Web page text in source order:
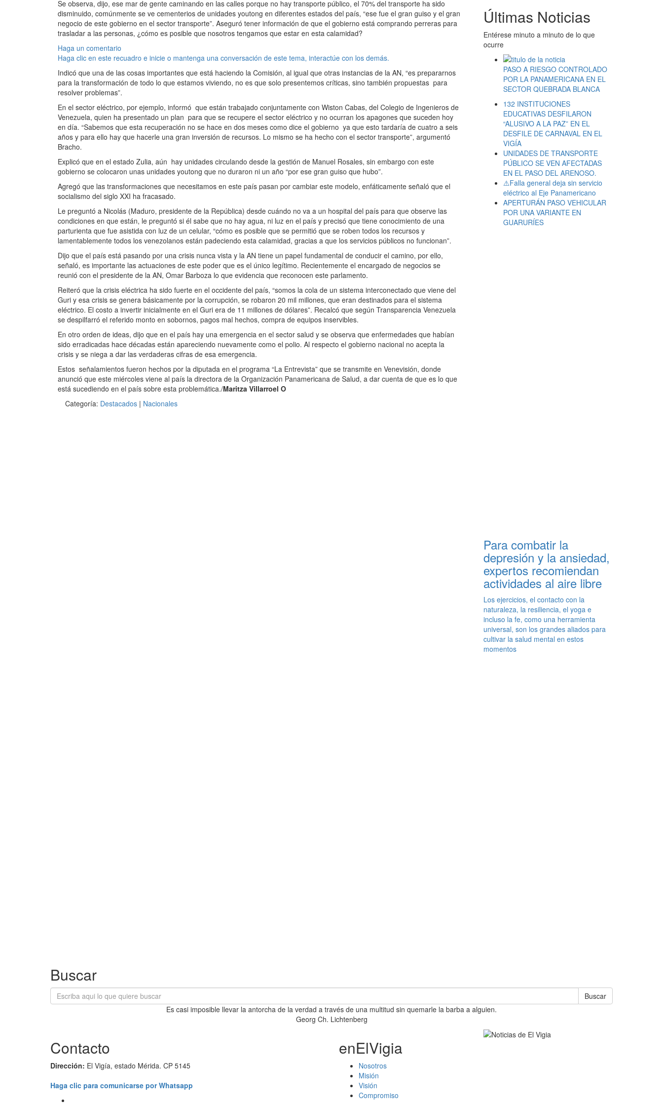
Se observa, dijo, ese mar de gente caminando en las calles porque no hay transporte público, el 70% del transporte ha sido
disminuido, comúnmente se ve cementerios de unidades youtong en diferentes estados del país, “ese fue el gran guiso y el gran
negocio de este gobierno en el sector transporte”. Aseguró tener información de que el gobierno está comprando perreras para
trasladar a las personas, ¿cómo es posible que nosotros tengamos que estar en esta calamidad?
Haga un comentario
Haga clic en este recuadro e inicie o mantenga una conversación de este tema, interactúe con los demás.
Indicó que una de las cosas importantes que está haciendo la Comisión, al igual que otras instancias de la AN, “es prepararnos
para la transformación de todo lo que estamos viviendo, no es que solo presentemos críticas, sino también propuestas para
resolver problemas”.
En el sector eléctrico, por ejemplo, informó que están trabajado conjuntamente con Wiston Cabas, del Colegio de Ingenieros de
Venezuela, quien ha presentado un plan para que se recupere el sector eléctrico y no ocurran los apagones que suceden hoy
en día. “Sabemos que esta recuperación no se hace en dos meses como dice el gobierno ya que esto tardaría de cuatro a seis
años y para ello hay que hacerle una gran inversión de recursos. Lo mismo se ha hecho con el sector transporte”, argumentó
Bracho.
Explicó que en el estado Zulia, aún hay unidades circulando desde la gestión de Manuel Rosales, sin embargo con este
gobierno se colocaron unas unidades youtong que no duraron ni un año “por ese gran guiso que hubo”.
Agregó que las transformaciones que necesitamos en este país pasan por cambiar este modelo, enfáticamente señaló que el
socialismo del siglo XXI ha fracasado.
Le preguntó a Nicolás (Maduro, presidente de la República) desde cuándo no va a un hospital del país para que observe las
condiciones en que están, le preguntó si él sabe que no hay agua, ni luz en el país y precisó que tiene conocimiento de una
parturienta que fue asistida con luz de un celular, “cómo es posible que se permitió que se roben todos los recursos y
lamentablemente todos los venezolanos están padeciendo esta calamidad, gracias a que los servicios públicos no funcionan”.
Dijo que el país está pasando por una crisis nunca vista y la AN tiene un papel fundamental de conducir el camino, por ello,
señaló, es importante las actuaciones de este poder que es el único legítimo. Recientemente el encargado de negocios se
reunió con el presidente de la AN, Omar Barboza lo que evidencia que reconocen este parlamento.
Reiteró que la crisis eléctrica ha sido fuerte en el occidente del país, “somos la cola de un sistema interconectado que viene del
Guri y esa crisis se genera básicamente por la corrupción, se robaron 20 mil millones, que eran destinados para el sistema
eléctrico. El costo a invertir inicialmente en el Guri era de 11 millones de dólares”. Recalcó que según Transparencia Venezuela
se despilfarró el referido monto en sobornos, pagos mal hechos, compra de equipos inservibles.
En otro orden de ideas, dijo que en el país hay una emergencia en el sector salud y se observa que enfermedades que habían
sido erradicadas hace décadas están apareciendo nuevamente como el polio. Al respecto el gobierno nacional no acepta la
crisis y se niega a dar las verdaderas cifras de esa emergencia.
Estos señalamientos fueron hechos por la diputada en el programa “La Entrevista” que se transmite en Venevisión, donde
anunció que este miércoles viene al país la directora de la Organización Panamericana de Salud, a dar cuenta de que es lo que
está sucediendo en el país sobre esta problemática./Maritza Villarroel O
Categoría: Destacados | Nacionales
Últimas Noticias
Entérese minuto a minuto de lo que
ocurre
PASO A RIESGO CONTROLADO
POR LA PANAMERICANA EN EL
SECTOR QUEBRADA BLANCA
132 INSTITUCIONES
EDUCATIVAS DESFILARON
“ALUSIVO A LA PAZ” EN EL
DESFILE DE CARNAVAL EN EL
VIGÍA
UNIDADES DE TRANSPORTE
PÚBLICO SE VEN AFECTADAS
EN EL PASO DEL ARENOSO.
⚠️Falla general deja sin servicio
eléctrico al Eje Panamericano
APERTURÁN PASO VEHICULAR
POR UNA VARIANTE EN
GUARURÍES
Para combatir la
depresión y la ansiedad,
expertos recomiendan
actividades al aire libre
Los ejercicios, el contacto con la
naturaleza, la resiliencia, el yoga e
incluso la fe, como una herramienta
universal, son los grandes aliados para
cultivar la salud mental en estos
momentos
Buscar
Buscar
Es casi imposible llevar la antorcha de la verdad a través de una multitud sin quemarle la barba a alguien.
Georg Ch. Lichtenberg
Contacto
Dirección: El Vigía, estado Mérida. CP 5145
Haga clic para comunicarse por Whatsapp
enElVigia
Nosotros
Misión
Visión
Compromiso